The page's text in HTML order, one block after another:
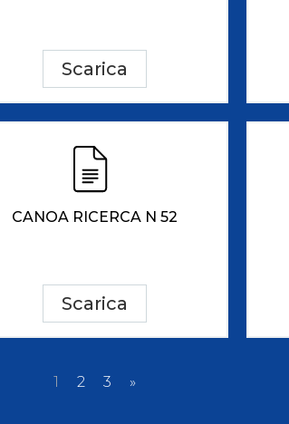
Scarica
CANOA RICERCA N 52
Scarica
1 2 3 »